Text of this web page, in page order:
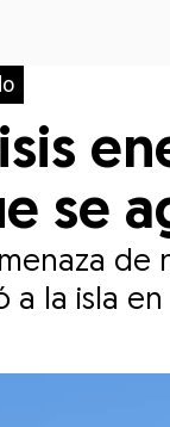
se
a la isla